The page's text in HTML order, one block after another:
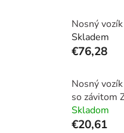
Nosný
Skladem
€76,28
Nosný
so závitom
Skladom
€20,61